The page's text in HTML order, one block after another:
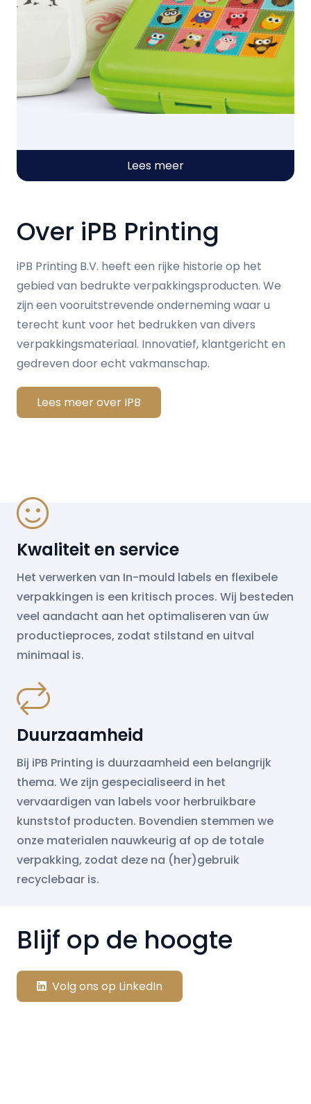
Lees meer
Over iPB Printing
iPB Printing B.V. heeft een rijke historie op het
gebied van bedrukte verpakkingsproducten. We
zijn een vooruitstrevende onderneming waar u
terecht kunt voor het bedrukken van divers
verpakkingsmateriaal. Innovatief, klantgericht en
gedreven door echt vakmanschap.
Lees meer over IPB
Kwaliteit en service
Het verwerken van In-mould labels en flexibele
verpakkingen is een kritisch proces. Wij besteden
veel aandacht aan het optimaliseren van úw
productieproces, zodat stilstand en uitval
minimaal is.
Duurzaamheid
Bij iPB Printing is duurzaamheid een belangrijk
thema. We zijn gespecialiseerd in het
vervaardigen van labels voor herbruikbare
kunststof producten. Bovendien stemmen we
onze materialen nauwkeurig af op de totale
verpakking, zodat deze na (her)gebruik
recyclebaar is.
Blijf op de hoogte
Volg ons op LinkedIn